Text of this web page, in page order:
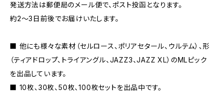
発送方法は郵便局のメール便で、ポスト投函となります。
約2～3日前後でお届けいたします。
■ 他にも様々な素材（セルロース、ポリアセタール、ウルテム）、形
（ティアドロップ、トライアングル、JAZZ3、JAZZ XL）のMLピック
を出品しています。
■ 10枚、30枚、50枚、100枚セットを出品中です。